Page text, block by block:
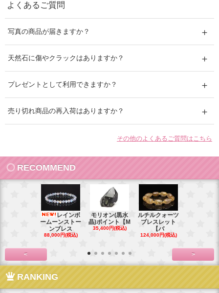
よくあるご質問
写真の商品が届きますか？
天然石に傷やクラックはありますか？
プレゼントとして利用できますか？
売り切れ商品の再入荷はありますか？
その他のよくあるご質問はこちら
RECOMMEND
レインボ
ームーンストー
ンブレス
88,000円(税込)
モリオン(黒水
晶)ポイント【M
35,400円(税込)
ルチルクォーツ
ブレスレット
【バ
124,000円(税込)
< >
RANKING